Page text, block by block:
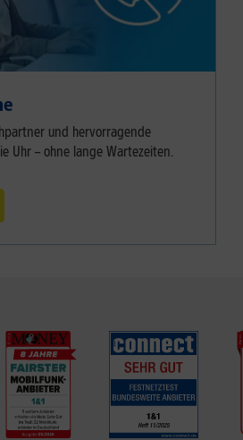
und hervorragende
Uhr – ohne lange Wartezeiten.